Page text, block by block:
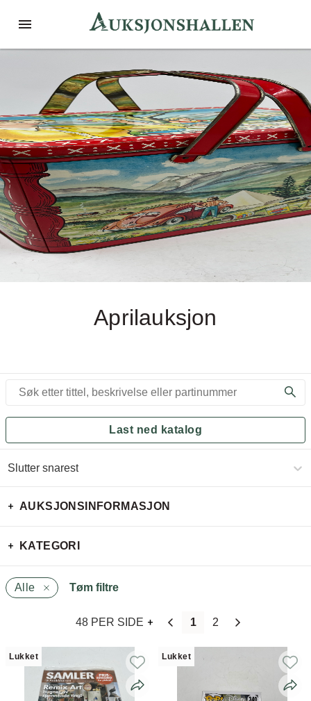
Aprilauksjon
Last ned katalog
AUKSJONSINFORMASJON
KATEGORI
Slutter snarest
Alle Tøm filtre
48 PER SIDE 1 2
Lukket Lukket